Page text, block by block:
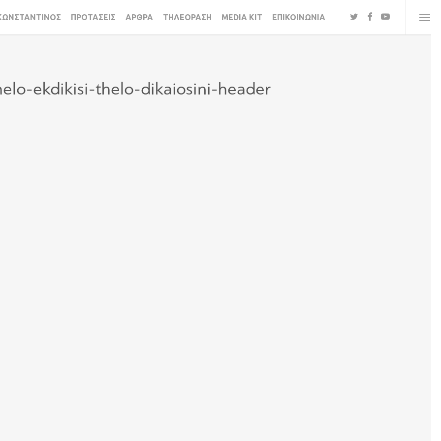
ΠΡΟΤΑΣΕΙΣ ΑΡΘΡΑ ΤΗΛΕΟΡΑΣΗ MEDIA KIT ΕΠΙΚΟΙΝΩΝΙΑ twitterfacebook
youtube
Menu
ekdikisi-thelo-dikaiosini-header